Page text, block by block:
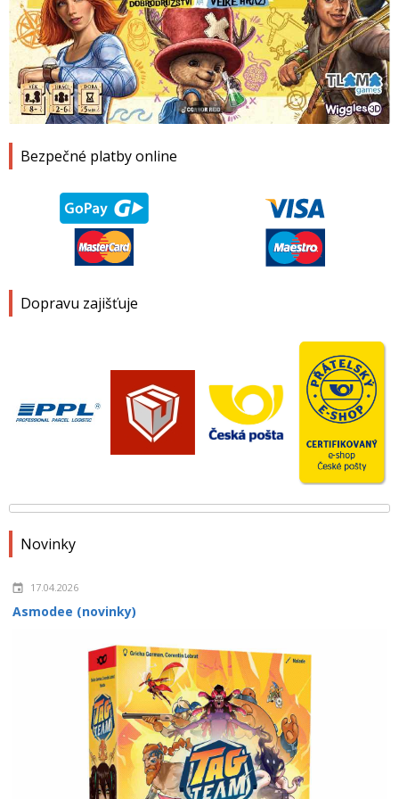
Bezpečné platby online
Dopravu zajišťuje
Novinky
17.04.2026
Asmodee (novinky)